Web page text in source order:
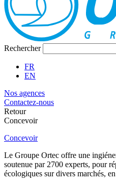
Rechercher
FR
EN
Nos agences
Contactez-nous
Retour
Concevoir
Concevoir
Le Groupe Ortec offre une
soutenue par 2700 experts, pour
écologiques sur divers marchés,